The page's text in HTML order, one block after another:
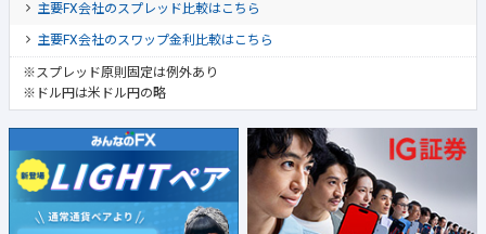
主要FX会社のスプレッド比較はこちら
主要FX会社のスワップ金利比較はこちら
※スプレッド原則固定は例外あり
※ドル円は米ドル円の略